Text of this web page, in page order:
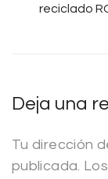
reciclado
Deja una
Tu dirección
publicada.